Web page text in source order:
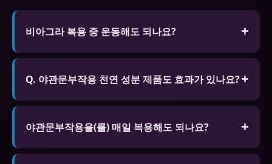
비아그라 복용 중 운동해도 되나요?
격렬한 운동은 피하는 것이 좋습니다. 심장에 부담을
줄 수 있으며, 특히 심혈관 질환이 있는 분은 복용 전
합니다.
Q. 야관문부작용 천연 성분 제품도 효과가 있나요?
A. 홍삼, 마카, 아르기닌 등 천연 성분이 포함된 제품
은 화학 성분보다 효과는 약하지만 장기 복용이 가능
야관문부작용을(를) 매일 복용해도 되나요?
시알리스 5mg는 매일 복용하도록 승인된 제품이 있